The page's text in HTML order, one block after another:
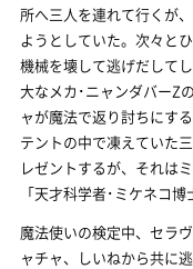
所へ三人を連れて行くが
ようとしていた。次々と
機械を壊して逃げだして
大なメカ･ニャンダバーZ
ャが魔法で返り討ちにす
テントの中で凍えていた三
レゼントするが、それは
「天才科学者･ミケネコ
魔法使いの検定中、セラ
ャチャ、しいねから共に